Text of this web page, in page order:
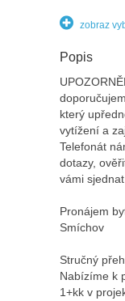
zobraz
Popis
který
vytížení a
Telefonát
dotazy,
vámi
Pronájem
Smíchov
Stručný
Nabízíme k
1+kk v